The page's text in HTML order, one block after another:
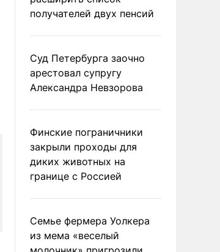
получателей двух пенсий
Суд Петербурга заочно
арестовал супругу
Александра Невзорова
Финские пограничники
закрыли проходы для
диких животных на
границе с Россией
Семье фермера Уолкера
из мема «веселый